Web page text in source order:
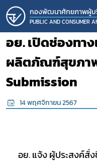
กองพัฒนาศักยภาพผู้บ
PUBLIC AND CONSUMER
อย. เปิดช่องทา
ผลิตภัณฑ์สุขภาพ
Submission
14 พฤศจิกายน 2567
อย. แจ้ง ผู้ประสงค์สั่ง